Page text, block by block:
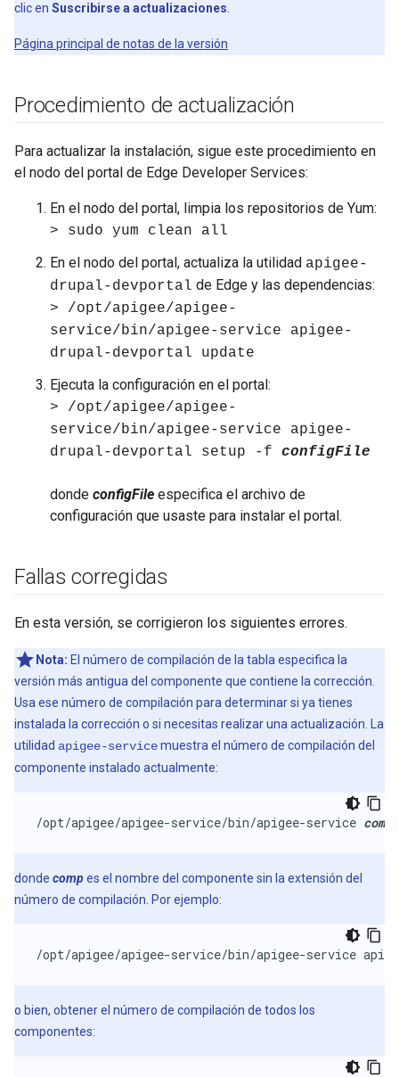
clic en Suscribirse a actualizaciones
Página principal de notas de la versión
Procedimiento de actualización
Para actualizar la instalación, sigue este procedimiento en
el nodo del portal de Edge Developer Services:
En el nodo del portal, limpia los repositorios de Yum:
> sudo yum clean all
En el nodo del portal, actualiza la utilidad apigee-
drupal-devportal de Edge y las dependencias:
> /opt/apigee/apigee-
service/bin/apigee-service apigee-
drupal-devportal update
Ejecuta la configuración en el portal:
> /opt/apigee/apigee-
service/bin/apigee-service apigee-
drupal-devportal setup -f configFile
donde configFile especifica el archivo de
configuración que usaste para instalar el portal.
Fallas corregidas
En esta versión, se corrigieron los siguientes errores.
Nota: El número de compilación de la tabla especifica la
versión más antigua del componente que contiene la corrección.
Usa ese número de compilación para determinar si ya tienes
instalada la corrección o si necesitas realizar una actualización. La
utilidad apigee-servicemuestra el número de compilación del
componente instalado actualmente:
/opt/apigee/apigee-service/bin/apigee-service comp
donde compes el nombre del componente sin la extensión del
número de compilación. Por ejemplo:
/opt/apigee/apigee-service/bin/apigee-service
o bien, obtener el número de compilación de todos los
componentes: